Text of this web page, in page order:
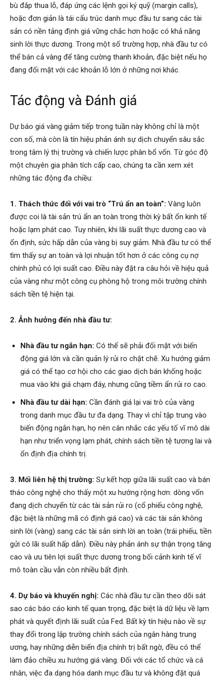
bù đắp thua lỗ, đáp ứng các lệnh gọi ký quỹ (margin calls),
hoặc đơn giản là tái cấu trúc danh mục đầu tư sang các tài
sản có nền tảng định giá vững chắc hơn hoặc có khả năng
sinh lời thực dương. Trong một số trường hợp, nhà đầu tư có
thể bán cả vàng để tăng cường thanh khoản, đặc biệt nếu họ
đang đối mặt với các khoản lỗ lớn ở những nơi khác.
Tác động và Đánh giá
Dự báo giá vàng giảm tiếp trong tuần này không chỉ là một
con số, mà còn là tín hiệu phản ánh sự dịch chuyển sâu sắc
trong tâm lý thị trường và chiến lược phân bổ vốn. Từ góc độ
một chuyên gia phân tích cấp cao, chúng ta cần xem xét
những tác động đa chiều:
1. Thách thức đối với vai trò “Trú ẩn an toàn”: Vàng luôn
được coi là tài sản trú ẩn an toàn trong thời kỳ bất ổn kinh tế
hoặc lạm phát cao. Tuy nhiên, khi lãi suất thực dương cao và
ổn định, sức hấp dẫn của vàng bị suy giảm. Nhà đầu tư có thể
tìm thấy sự an toàn và lợi nhuận tốt hơn ở các công cụ nợ
chính phủ có lợi suất cao. Điều này đặt ra câu hỏi về hiệu quả
của vàng như một công cụ phòng hộ trong môi trường chính
sách tiền tệ hiện tại.
2. Ảnh hưởng đến nhà đầu tư:
Nhà đầu tư ngắn hạn: Có thể sẽ phải đối mặt với biến
động giá lớn và cần quản lý rủi ro chặt chẽ. Xu hướng giảm
giá có thể tạo cơ hội cho các giao dịch bán khống hoặc
mua vào khi giá chạm đáy, nhưng cũng tiềm ẩn rủi ro cao.
Nhà đầu tư dài hạn: Cần đánh giá lại vai trò của vàng
trong danh mục đầu tư đa dạng. Thay vì chỉ tập trung vào
biến động ngắn hạn, họ nên cân nhắc các yếu tố vĩ mô dài
hạn như triển vọng lạm phát, chính sách tiền tệ tương lai và
ổn định địa chính trị.
3. Mối liên hệ thị trường: Sự kết hợp giữa lãi suất cao và bán
tháo công nghệ cho thấy một xu hướng rộng hơn: dòng vốn
đang dịch chuyển từ các tài sản rủi ro (cổ phiếu công nghệ,
đặc biệt là những mã có định giá cao) và các tài sản không
sinh lời (vàng) sang các tài sản sinh lời an toàn (trái phiếu, tiền
gửi có lãi suất hấp dẫn). Điều này phản ánh sự thận trọng tăng
cao và ưu tiên lợi suất thực dương trong bối cảnh kinh tế vĩ
mô toàn cầu vẫn còn nhiều bất định.
4. Dự báo và khuyến nghị: Các nhà đầu tư cần theo dõi sát
sao các báo cáo kinh tế quan trọng, đặc biệt là dữ liệu về lạm
phát và quyết định lãi suất của Fed. Bất kỳ tín hiệu nào về sự
thay đổi trong lập trường chính sách của ngân hàng trung
ương, hay những diễn biến địa chính trị bất ngờ, đều có thể
làm đảo chiều xu hướng giá vàng. Đối với các tổ chức và cá
nhân, việc đa dạng hóa danh mục đầu tư và không đặt quá